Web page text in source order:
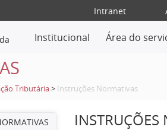
Intranet
Institucional Área do
Tributária > Instruções Normativas